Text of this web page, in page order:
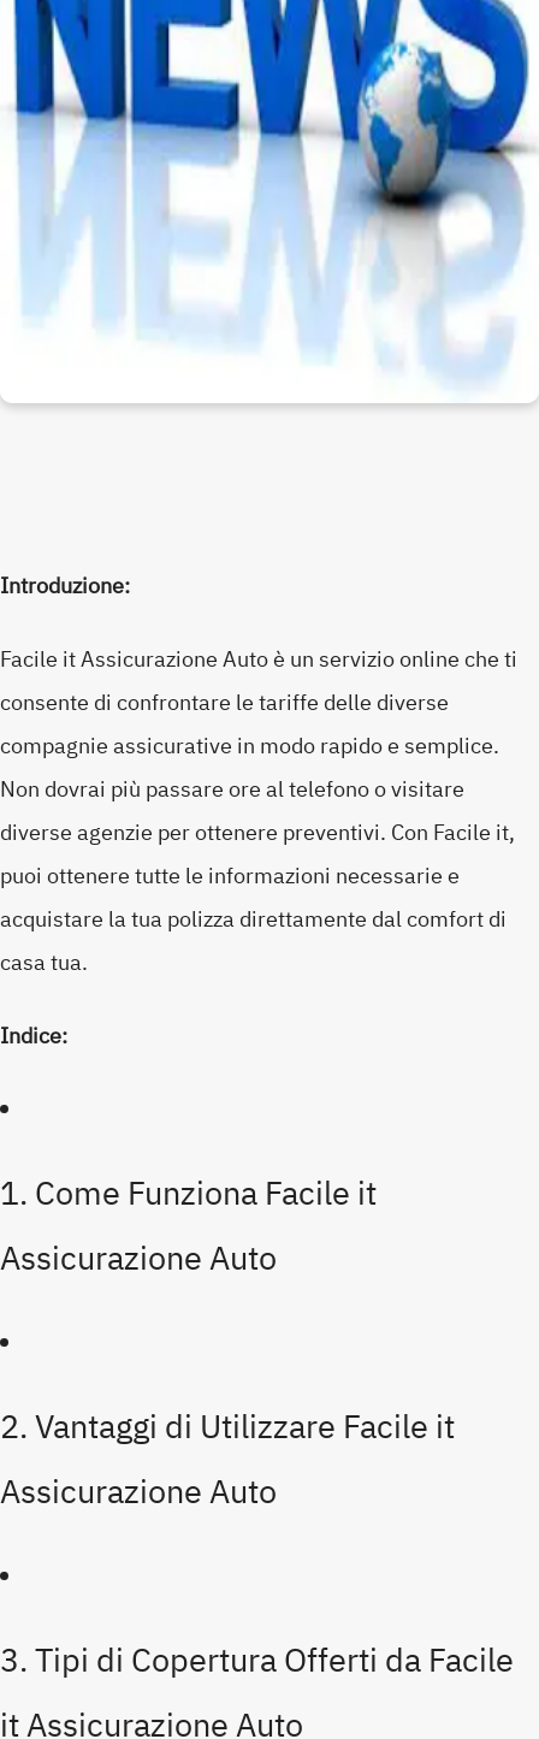
Introduzione:
Facile it Assicurazione Auto è un servizio online che ti
consente di confrontare le tariffe delle diverse
compagnie assicurative in modo rapido e semplice.
Non dovrai più passare ore al telefono o visitare
diverse agenzie per ottenere preventivi. Con Facile it,
puoi ottenere tutte le informazioni necessarie e
acquistare la tua polizza direttamente dal comfort di
casa tua.
Indice:
1. Come Funziona Facile it
Assicurazione Auto
2. Vantaggi di Utilizzare Facile it
Assicurazione Auto
3. Tipi di Copertura Offerti da Facile
it Assicurazione Auto